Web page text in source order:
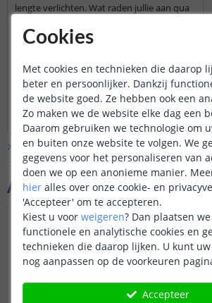
Aanvullende producten
lengte verlichten. Wat raden jullie aan qua
Door Martijn op maandag 22 september 2025
afmetingen heeft dan onze ledstrips,
adviseren wij u om een breed en hoog
profiel te gebruiken, zodat u zeker weet
dat de Hue ledstrip erin past. Mocht u
twijfelen, kunt u de Hue ledstrip het
beste opmeten.
Bekijkhele antwoord
Door Danielle op dinsdag 23 september 2025
Bekijk alle Vraag & antwoord
Cookies
Met cookies en technieken die daarop
beter en persoonlijker. Dankzij
de website goed. Ze hebben ook een
Zo maken we de website elke dag een
Daarom gebruiken we technologie om
en buiten onze website te volgen. We
gegevens voor het personaliseren van
doen we op een anonieme manier.
hier alles over onze cookie- en
'Accepteer' om te accepteren.
Kiest u voor weigeren? Dan plaatsen
functionele en analytische cookies en
technieken die daarop lijken. U kunt
nog aanpassen op de voorkeuren
Accepteer